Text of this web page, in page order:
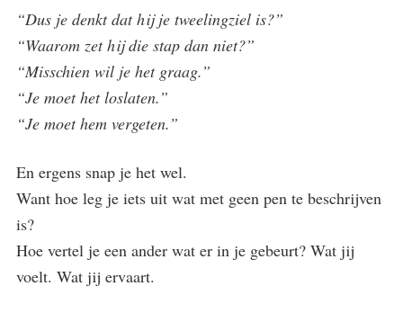
“Dus je denkt dat hij je tweelingziel is?”
“Waarom zet hij die stap dan niet?”
“Misschien wil je het graag.”
“Je moet het loslaten.”
“Je moet hem vergeten.”
En ergens snap je het wel.
Want hoe leg je iets uit wat met geen pen te beschrijven
is?
Hoe vertel je een ander wat er in je gebeurt? Wat jij
voelt. Wat jij ervaart.